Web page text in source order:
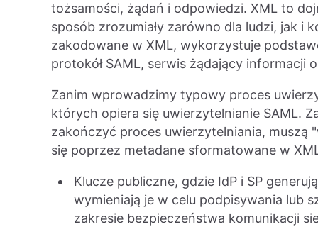
tożsamości, żądań i odpowiedzi. XML to
sposób zrozumiały zarówno dla ludzi, jak i
zakodowane w XML, wykorzystuje
protokół SAML, serwis żądający informacji
Zanim wprowadzimy typowy proces
których opiera się uwierzytelnianie SAML.
zakończyć proces uwierzytelniania,
się poprzez metadane sformatowane w
Klucze publiczne, gdzie IdP i SP
wymieniają je w celu podpisywania lub
zakresie bezpieczeństwa komunikacji